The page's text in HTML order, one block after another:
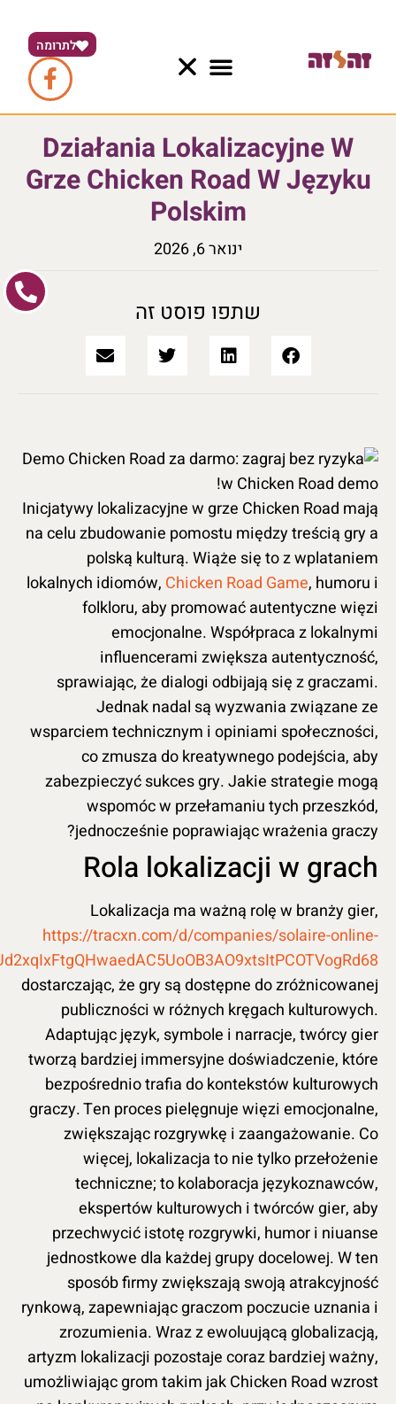
לתרומה
Działania Lokalizacyjne W
Grze Chicken Road W Języku
Polskim
ינואר 6, 2026
שתפו פוסט זה
Inicjatywy lokalizacyjne w grze Chicken Road mają
na celu zbudowanie pomostu między treścią gry a
polską kulturą. Wiąże się to z wplataniem
lokalnych idiomów, Chicken Road Game, humoru i
folkloru, aby promować autentyczne więzi
emocjonalne. Współpraca z lokalnymi
influencerami zwiększa autentyczność,
sprawiając, że dialogi odbijają się z graczami.
Jednak nadal są wyzwania związane ze
wsparciem technicznym i opiniami społeczności,
co zmusza do kreatywnego podejścia, aby
zabezpieczyć sukces gry. Jakie strategie mogą
wspomóc w przełamaniu tych przeszkód,
jednocześnie poprawiając wrażenia graczy?
Rola lokalizacji w grach
Lokalizacja ma ważną rolę w branży gier,
https://tracxn.com/d/companies/solaire-online-
dostarczając, że gry są dostępne do zróżnicowanej
publiczności w różnych kręgach kulturowych.
Adaptując język, symbole i narracje, twórcy gier
tworzą bardziej immersyjne doświadczenie, które
bezpośrednio trafia do kontekstów kulturowych
graczy. Ten proces pielęgnuje więzi emocjonalne,
zwiększając rozgrywkę i zaangażowanie. Co
więcej, lokalizacja to nie tylko przełożenie
techniczne; to kolaboracja językoznawców,
ekspertów kulturowych i twórców gier, aby
przechwycić istotę rozgrywki, humor i niuanse
jednostkowe dla każdej grupy docelowej. W ten
sposób firmy zwiększają swoją atrakcyjność
rynkową, zapewniając graczom poczucie uznania i
zrozumienia. Wraz z ewoluującą globalizacją,
artyzm lokalizacji pozostaje coraz bardziej ważny,
umożliwiając grom takim jak Chicken Road wzrost